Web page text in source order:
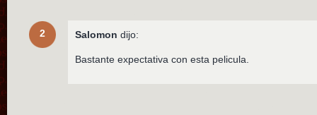
2 Salomon dijo:
Bastante expectativa con esta pelicula.